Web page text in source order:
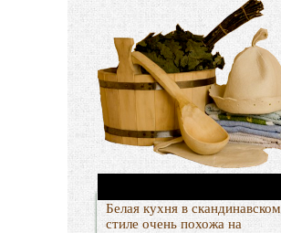
Белая кухня в скандинавском
стиле очень похожа на